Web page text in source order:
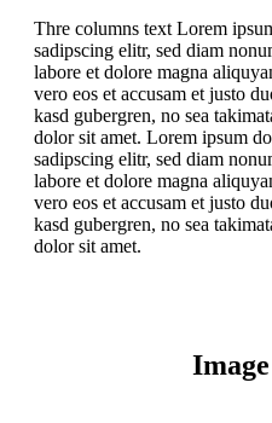
Thre columns text Lorem
sadipscing elitr, sed diam
labore et dolore magna
vero eos et accusam et justo
kasd gubergren, no sea
dolor sit amet. Lorem ipsum
sadipscing elitr, sed diam
labore et dolore magna
vero eos et accusam et justo
kasd gubergren, no sea
dolor sit amet.